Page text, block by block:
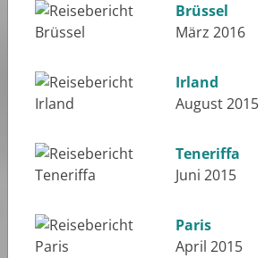
Brüssel
März 2016
Irland
August 2015
Teneriffa
Juni 2015
Paris
April 2015